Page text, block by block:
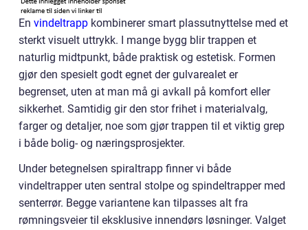
En vindeltrapp kombinerer smart plassutnyttelse med et
sterkt visuelt uttrykk. I mange bygg blir trappen et
naturlig midtpunkt, både praktisk og estetisk. Formen
gjør den spesielt godt egnet der gulvarealet er
begrenset, uten at man må gi avkall på komfort eller
sikkerhet. Samtidig gir den stor frihet i materialvalg,
farger og detaljer, noe som gjør trappen til et viktig grep
i både bolig- og næringsprosjekter.
Under betegnelsen spiraltrapp finner vi både
vindeltrapper uten sentral stolpe og spindeltrapper med
senterrør. Begge variantene kan tilpasses alt fra
rømningsveier til eksklusive innendørs løsninger. Valget